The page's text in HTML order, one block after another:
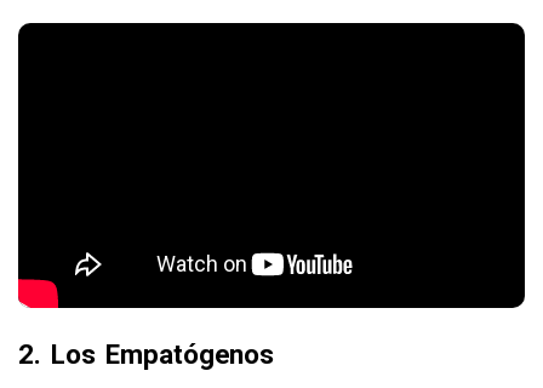
2. Los Empatógenos